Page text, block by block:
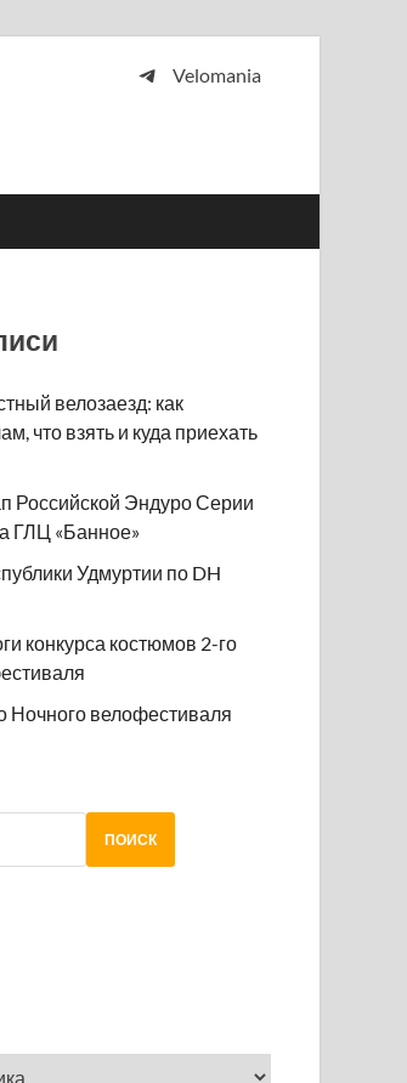
Velomania
велозаезд: как
что взять и куда приехать
Российской Эндуро Серии
ГЛЦ «Банное»
Удмуртии по DH
конкурса костюмов 2-го
Ночного велофестиваля
ПОИСК